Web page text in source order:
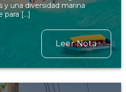
y una diversidad marina
para […]
Leer Nota